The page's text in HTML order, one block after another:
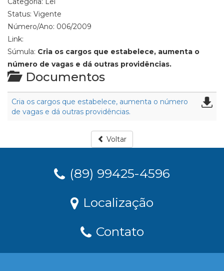
Status: Vigente
Número/Ano: 006/2009
Link:
Súmula: Cria os cargos que estabelece, aumenta o
número de vagas e dá outras providências.
Documentos
Cria os cargos que estabelece, aumenta o número
de vagas e dá outras providências.
Voltar
(89) 99425-4596
Localização
Contato